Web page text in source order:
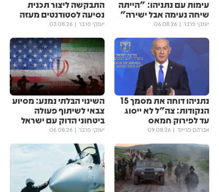
עימות עם נתניהו: "הייתה
שיחה נעימה אבל ישירה"
יענקי פרבר 06.08.26
התבקשה ליצור תכנית
נסיעה לסטודנטים מעזה
יענקי פרבר 03.08.26
נתניהו דוחה את מסמך 15
הנקודות: צה"ל לא ייסוג
עד לפירוק חמאס
אברהם פריינד 09.08.26
השינוי הבלתי נמנע: מסיוע
צבאי לשיתוף פעולה
ביטחוני הדוק עם ישראל
יענקי פרבר 06.08.26